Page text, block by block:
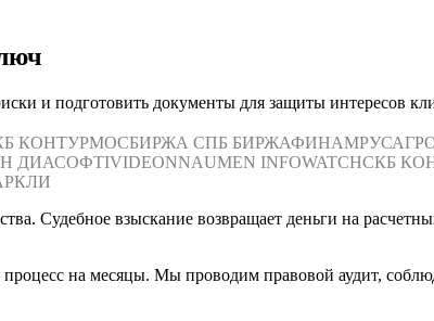
и подготовить документы для защиты интересов
КОНТУРМОСБИРЖА СПБ БИРЖАФИНАМ
ДИАСОФТIVIDEONNAUMEN INFOWATCHСКБ
Судебное взыскание возвращает деньги на
на месяцы. Мы проводим правовой аудит,